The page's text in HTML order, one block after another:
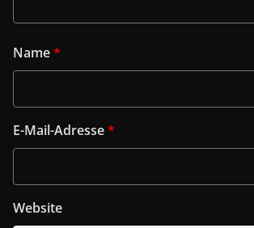
Name*
E-Mail-Adresse*
Website